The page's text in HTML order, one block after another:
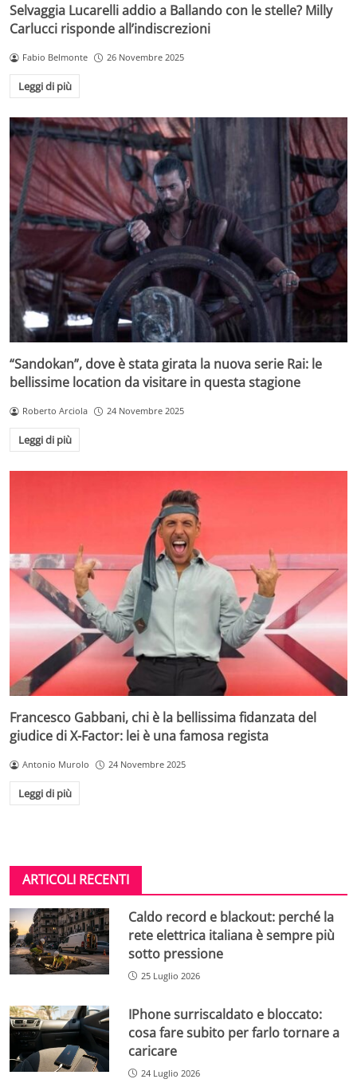
Selvaggia Lucarelli addio a Ballando con le stelle? Milly
Carlucci risponde all’indiscrezioni
Fabio Belmonte 26 Novembre 2025
Leggi di più
“Sandokan”, dove è stata girata la nuova serie Rai: le
bellissime location da visitare in questa stagione
Roberto Arciola 24 Novembre 2025
Leggi di più
Francesco Gabbani, chi è la bellissima fidanzata del
giudice di X-Factor: lei è una famosa regista
Antonio Murolo 24 Novembre 2025
Leggi di più
ARTICOLI RECENTI
Caldo record e blackout: perché la
rete elettrica italiana è sempre più
sotto pressione
25 Luglio 2026
IPhone surriscaldato e bloccato:
cosa fare subito per farlo tornare a
caricare
24 Luglio 2026